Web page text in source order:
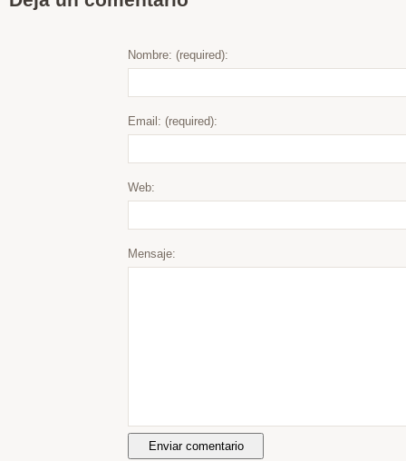
Nombre: (required):
Email: (required):
Web:
Mensaje: